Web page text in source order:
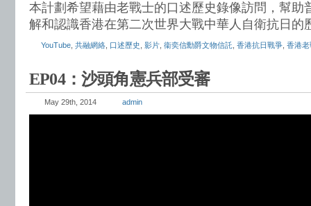
本計劃希望藉由老戰士的口述歷史錄像訪問，幫助
解和認識香港在第二次世界大戰中華人自衛抗日的
YouTube 共融網絡 口述歷史 影片 衞奕信勳爵文物信託 香港抗日戰爭 香港
EP04：沙頭角憲兵部受審
May 29th, 2014 admin